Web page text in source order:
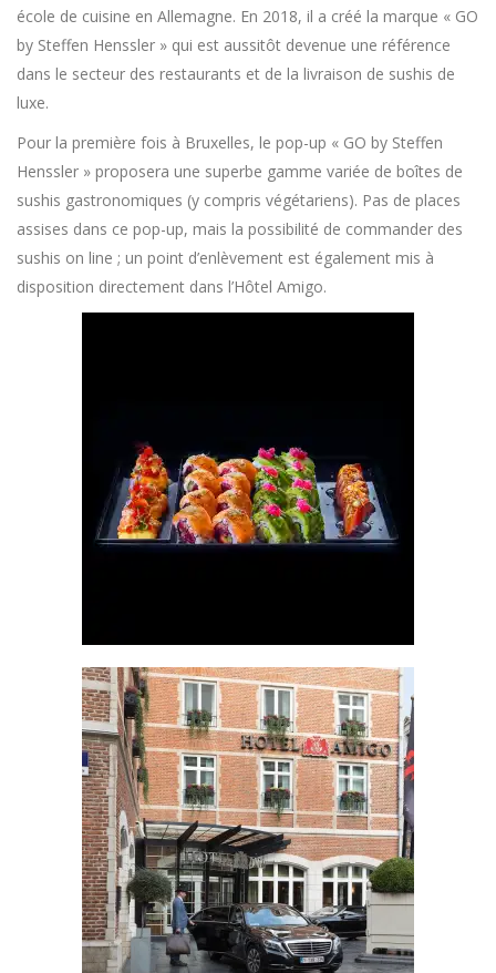
école de cuisine en Allemagne. En 2018, il a créé la marque « GO
by Steffen Henssler » qui est aussitôt devenue une référence
dans le secteur des restaurants et de la livraison de sushis de
luxe.
Pour la première fois à Bruxelles, le pop-up « GO by Steffen
Henssler » proposera une superbe gamme variée de boîtes de
sushis gastronomiques (y compris végétariens). Pas de places
assises dans ce pop-up, mais la possibilité de commander des
sushis on line ; un point d’enlèvement est également mis à
disposition directement dans l’Hôtel Amigo.